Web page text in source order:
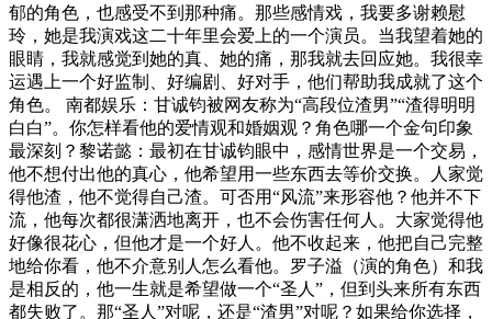
郁的角色，也感受不到那种痛。那些感情戏，我要多谢赖慰
玲，她是我演戏这二十年里会爱上的一个演员。当我望着她的
眼睛，我就感觉到她的真、她的痛，那我就去回应她。我很幸
运遇上一个好监制、好编剧、好对手，他们帮助我成就了这个
角色。 南都娱乐：甘诚钧被网友称为“高段位渣男”“渣得明明
白白”。你怎样看他的爱情观和婚姻观？角色哪一个金句印象
最深刻？黎诺懿：最初在甘诚钧眼中，感情世界是一个交易，
他不想付出他的真心，他希望用一些东西去等价交换。人家觉
得他渣，他不觉得自己渣。可否用“风流”来形容他？他并不下
流，他每次都很潇洒地离开，也不会伤害任何人。大家觉得他
好像很花心，但他才是一个好人。他不收起来，他把自己完整
地给你看，他不介意别人怎么看他。罗子溢（演的角色）和我
是相反的，他一生就是希望做一个“圣人”，但到头来所有东西
都失败了。那“圣人”对呢，还是“渣男”对呢？如果给你选择，